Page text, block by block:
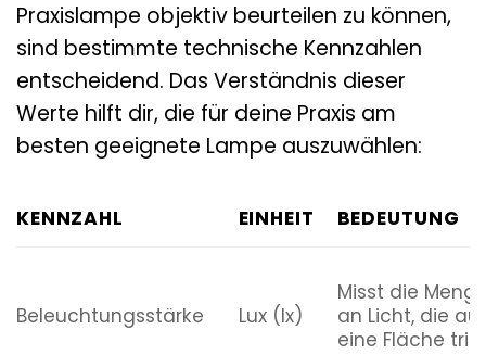
Praxislampe objektiv beurteilen zu können,
sind bestimmte technische Kennzahlen
entscheidend. Das Verständnis dieser
Werte hilft dir, die für deine Praxis am
besten geeignete Lampe auszuwählen:
KENNZAHL EINHEIT BEDEUTUNG
Beleuchtungsstärke Lux (lx)
Misst die
an Licht, die auf
eine Fläche